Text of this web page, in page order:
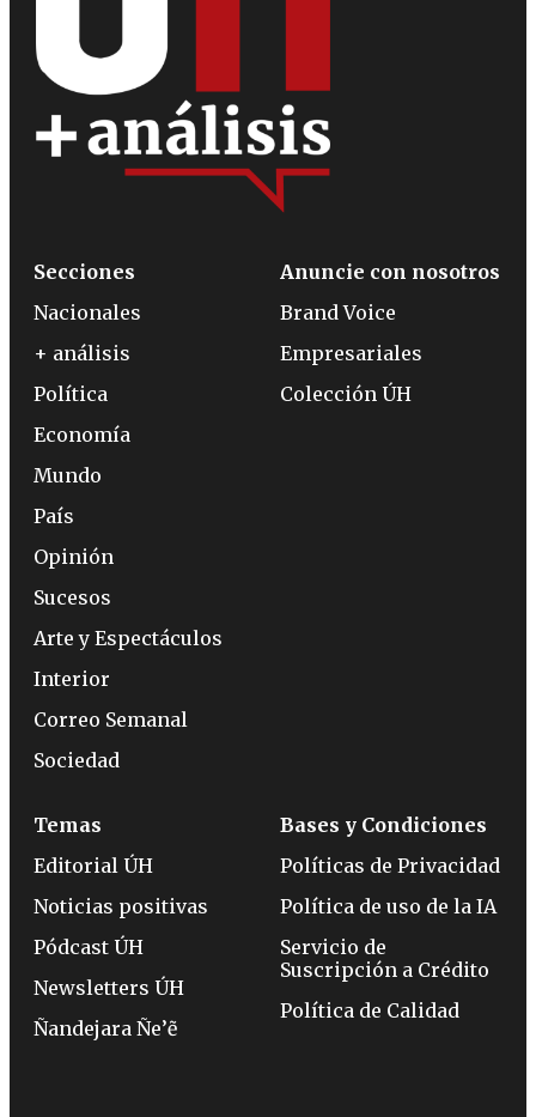
Secciones
Nacionales
+ análisis
Política
Economía
Mundo
País
Opinión
Sucesos
Arte y Espectáculos
Interior
Correo Semanal
Sociedad
Anuncie con nosotros
Brand Voice
Empresariales
Colección ÚH
Temas
Editorial ÚH
Noticias positivas
Pódcast ÚH
Newsletters ÚH
Ñandejara Ñe’ẽ
Bases y Condiciones
Políticas de Privacidad
Política de uso de la IA
Servicio de
Suscripción a Crédito
Política de Calidad